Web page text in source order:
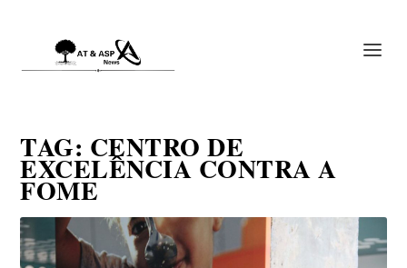
TAG: CENTRO DE
EXCELÊNCIA CONTRA A
FOME